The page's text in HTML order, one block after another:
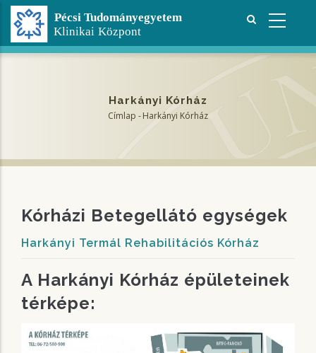
Ugrás
tartalomra
Harkányi Kórház
Címlap -Harkányi Kórház
Kórházi Betegellátó egységek
Harkányi Termál Rehabilitációs Kórház
A Harkányi Kórház épületeinek
térképe: